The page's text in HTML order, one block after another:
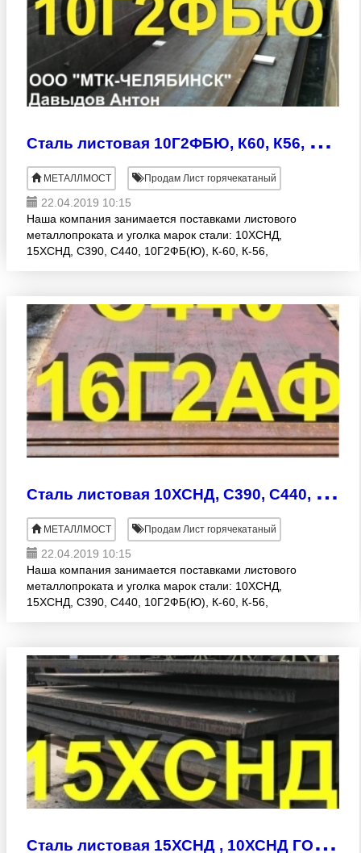
С
таль листовая 10Г2ФБЮ, К60, К56, 17Г1С
МЕТАЛЛМОСТ Продам Лист горячекатаный
22.04.2019 10:15
Наша компания занимается поставками листового
металлопроката и уголка марок стали: 10ХСНД,
15ХСНД, С390, С440, 10Г2ФБ(Ю), К-60, К-56,
С
таль листовая 10ХСНД, С390, С440, 16Г2АФ
МЕТАЛЛМОСТ Продам Лист горячекатаный
22.04.2019 10:15
Наша компания занимается поставками листового
металлопроката и уголка марок стали: 10ХСНД,
15ХСНД, С390, С440, 10Г2ФБ(Ю), К-60, К-56,
С
таль листовая 15ХСНД , 10ХСНД ГОСТ 6713-91 ГОСТ 19281